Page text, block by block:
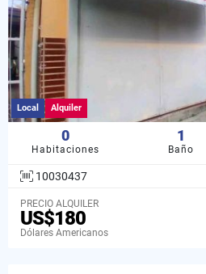
Local Alquiler
0
Habitaciones
1
Baño
10030437
PRECIO ALQUILER
US$180
Dólares Americanos